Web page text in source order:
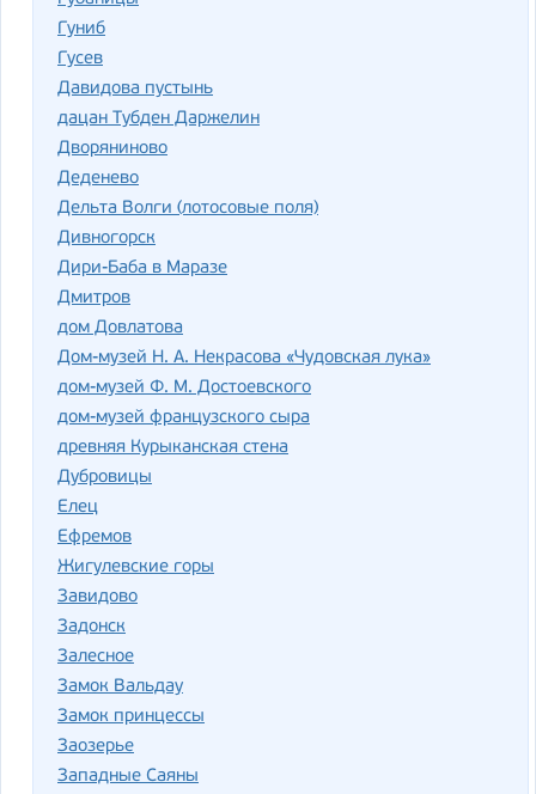
Гуниб
Гусев
Давидова пустынь
дацан Тубден Даржелин
Дворяниново
Деденево
Дельта Волги (лотосовые поля)
Дивногорск
Дири-Баба в Маразе
Дмитров
дом Довлатова
Дом-музей Н. А. Некрасова «Чудовская лука»
дом-музей Ф. М. Достоевского
дом-музей французского сыра
древняя Курыканская стена
Дубровицы
Елец
Ефремов
Жигулевские горы
Завидово
Задонск
Залесное
Замок Вальдау
Замок принцессы
Заозерье
Западные Саяны